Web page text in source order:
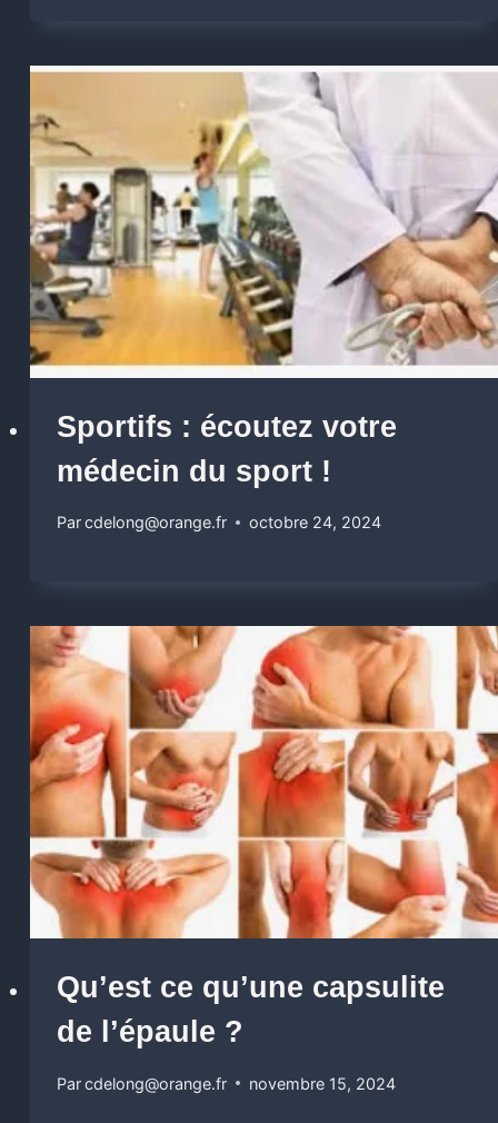
Sportifs : écoutez votre
médecin du sport !
Parcdelong@orange.fr octobre 24, 2024
Qu’est ce qu’une capsulite
de l’épaule ?
Parcdelong@orange.fr novembre 15, 2024